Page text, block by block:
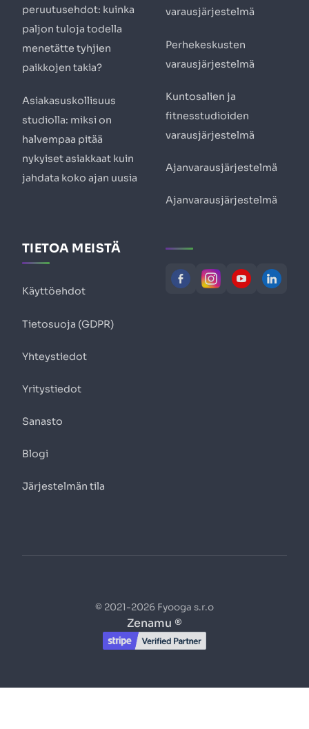
peruutusehdot: kuinka
paljon tuloja todella
menetätte tyhjien
paikkojen takia?
Asiakasuskollisuus
studiolla: miksi on
halvempaa pitää
nykyiset asiakkaat kuin
jahdata koko ajan uusia
varausjärjestelmä
Perhekeskusten
varausjärjestelmä
Kuntosalien ja
fitnesstudioiden
varausjärjestelmä
Ajanvarausjärjestelmä
Ajanvarausjärjestelmä
TIETOA MEISTÄ
Käyttöehdot
Tietosuoja (GDPR)
Yhteystiedot
Yritystiedot
Sanasto
Blogi
Järjestelmän tila
© 2021-2026 Fyooga s.r.o
Zenamu ®